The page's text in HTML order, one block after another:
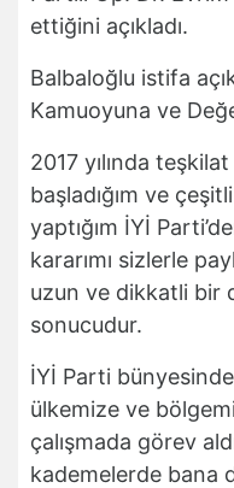
ettiğini açıkladı.
Balbaloğlu istifa
Kamuoyuna ve
2017 yılında
başladığım ve
yaptığım İYİ
kararımı sizlerle
uzun ve dikkatli bir
sonucudur.
İYİ Parti
ülkemize ve
çalışmada görev
kademelerde bana